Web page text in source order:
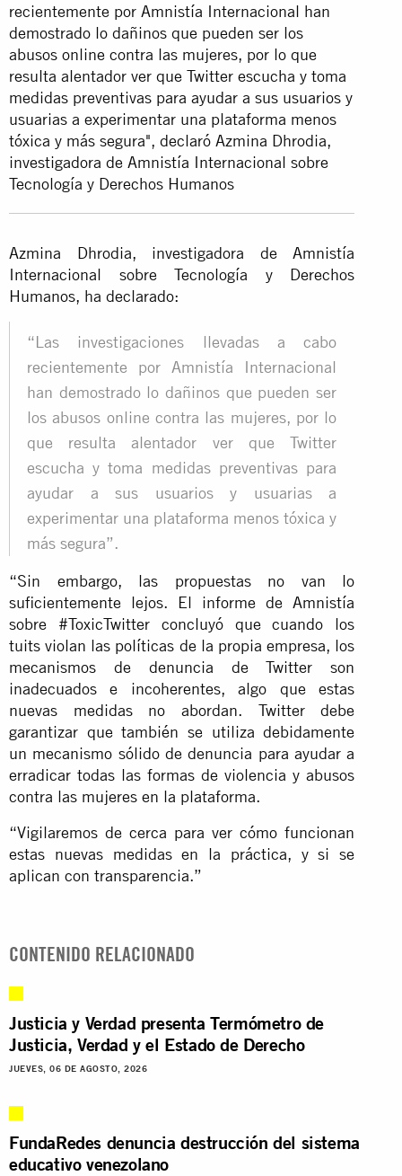
recientemente por Amnistía Internacional han
demostrado lo dañinos que pueden ser los
abusos online contra las mujeres, por lo que
resulta alentador ver que Twitter escucha y toma
medidas preventivas para ayudar a sus usuarios y
usuarias a experimentar una plataforma menos
tóxica y más segura", declaró Azmina Dhrodia,
investigadora de Amnistía Internacional sobre
Tecnología y Derechos Humanos
Azmina Dhrodia, investigadora de Amnistía
Internacional sobre Tecnología y Derechos
Humanos, ha declarado:
“Las investigaciones llevadas a cabo
recientemente por Amnistía Internacional
han demostrado lo dañinos que pueden ser
los abusos online contra las mujeres, por lo
que resulta alentador ver que Twitter
escucha y toma medidas preventivas para
ayudar a sus usuarios y usuarias a
experimentar una plataforma menos tóxica y
más segura”.
“Sin embargo, las propuestas no van lo
suficientemente lejos. El informe de Amnistía
sobre #ToxicTwitter concluyó que cuando los
tuits violan las políticas de la propia empresa, los
mecanismos de denuncia de Twitter son
inadecuados e incoherentes, algo que estas
nuevas medidas no abordan. Twitter debe
garantizar que también se utiliza debidamente
un mecanismo sólido de denuncia para ayudar a
erradicar todas las formas de violencia y abusos
contra las mujeres en la plataforma.
“Vigilaremos de cerca para ver cómo funcionan
estas nuevas medidas en la práctica, y si se
aplican con transparencia.”
CONTENIDO RELACIONADO
Justicia y Verdad presenta Termómetro de
Justicia, Verdad y el Estado de Derecho
JUEVES, 06 DE AGOSTO, 2026
FundaRedes denuncia destrucción del sistema
educativo venezolano